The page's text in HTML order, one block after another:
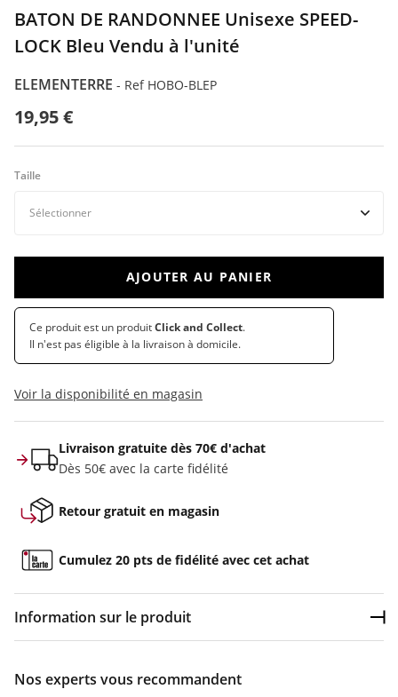
BATON DE RANDONNEE Unisexe SPEED-
LOCK Bleu Vendu à l'unité
ELEMENTERRE - Ref HOBO-BLEP
19,95 €
Taille
AJOUTER AU PANIER
Ce produit est un produitClick and Collect.
Il n'est pas éligible à la livraison à domicile.
Voir la disponibilité en magasin
Livraison gratuite dès 70€ d'achat
Dès 50€ avec la carte fidélité
Retour gratuit en magasin
Cumulez 20 pts de fidélité avec cet achat
Information sur le produit
Nos experts vous recommandent